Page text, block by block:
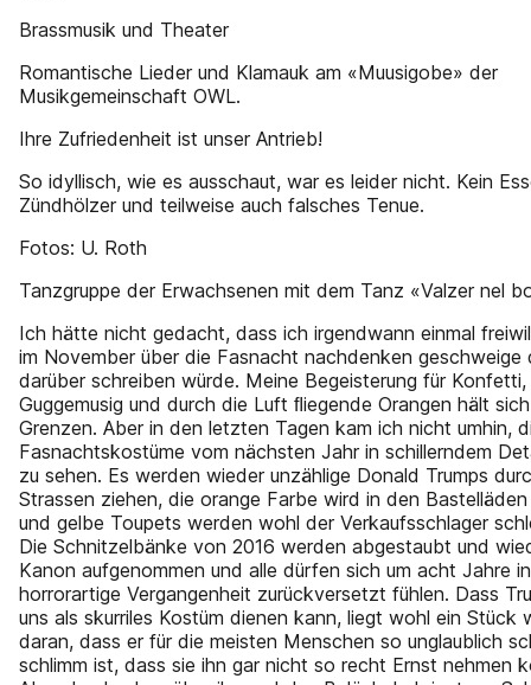
Brassmusik und Theater
Romantische Lieder und Klamauk am «Muusigobe» der
Musikgemeinschaft OWL.
Ihre Zufriedenheit ist unser Antrieb!
So idyllisch, wie es ausschaut, war es leider nicht. Kein
Zündhölzer und teilweise auch falsches Tenue.
Fotos: U. Roth
Tanzgruppe der Erwachsenen mit dem Tanz «Valzer nel
Ich hätte nicht gedacht, dass ich irgendwann einmal
im November über die Fasnacht nachdenken geschweige
darüber schreiben würde. Meine Begeisterung für Konfetti,
Guggemusig und durch die Luft ﬂiegende Orangen hält
Grenzen. Aber in den letzten Tagen kam ich nicht umhin,
Fasnachtskostüme vom nächsten Jahr in schillerndem
zu sehen. Es werden wieder unzählige Donald Trumps
Strassen ziehen, die orange Farbe wird in den
und gelbe Toupets werden wohl der Verkaufsschlager
Die Schnitzelbänke von 2016 werden abgestaubt und
Kanon aufgenommen und alle dürfen sich um acht Jahre
horrorartige Vergangenheit zurückversetzt fühlen. Dass
uns als skurriles Kostüm dienen kann, liegt wohl ein Stück
daran, dass er für die meisten Menschen so unglaublich
schlimm ist, dass sie ihn gar nicht so recht Ernst nehmen